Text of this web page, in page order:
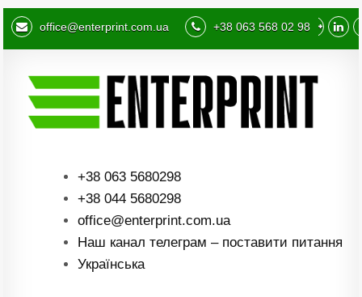
office@enterprint.com.ua +38 063 568 02 98
+38 063 5680298
+38 044 5680298
office@enterprint.com.ua
Наш канал телеграм – поставити питання
Українська